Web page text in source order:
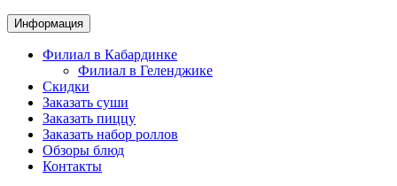
Информация
Филиал в Кабардинке
Филиал в Геленджике
Скидки
Заказать суши
Заказать пиццу
Заказать набор роллов
Обзоры блюд
Контакты